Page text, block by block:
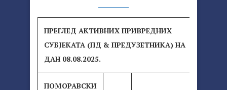
ПРЕГЛЕД АКТИВНИХ ПРИВРЕДНИХ
СУБЈЕКАТА (ПД & ПРЕДУЗЕТНИКА) НА
ДАН 08.08.2025.
ПОМОРАВСКИ